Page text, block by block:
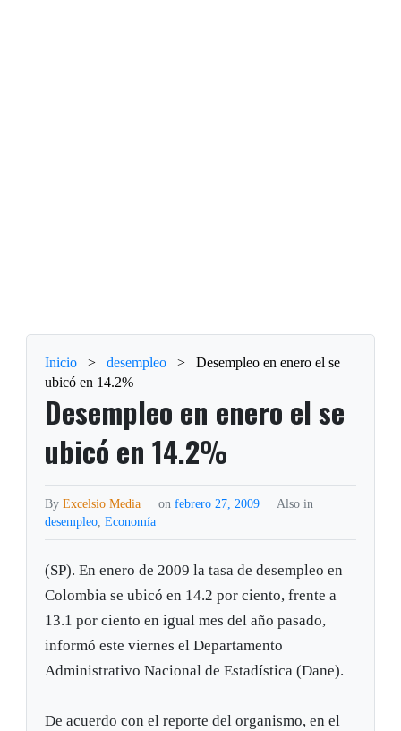
Inicio > desempleo >
Desempleo en enero el se
ubicó en 14.2%
Desempleo en enero el se
ubicó en 14.2%
ByExcelsio Media on febrero 27, 2009
Also in
desempleo,Economía
(SP). En enero de 2009 la tasa de desempleo en
Colombia se ubicó en 14.2 por ciento, frente a
13.1 por ciento en igual mes del año pasado,
informó este viernes el Departamento
Administrativo Nacional de Estadística (Dane).
De acuerdo con el reporte del organismo, en el